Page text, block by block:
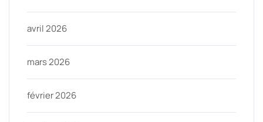
avril 2026
mars 2026
février 2026